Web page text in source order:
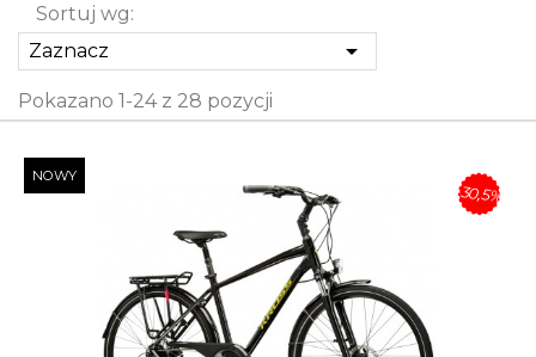
Sortuj wg:
Zaznacz

Pokazano 1-24 z 28 pozycji
NOWY
-30,5%